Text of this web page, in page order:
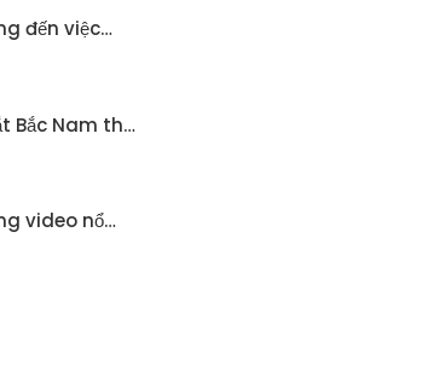
đến việc…
Bắc Nam th…
video nổ…